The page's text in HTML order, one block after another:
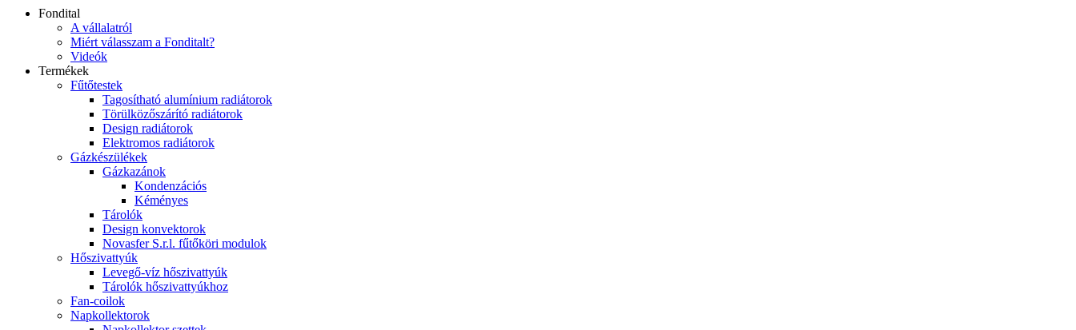
Fondital
A vállalatról
Miért válasszam a Fonditalt?
Videók
Termékek
Fűtőtestek
Tagosítható alumínium radiátorok
Törülközőszárító radiátorok
Design radiátorok
Elektromos radiátorok
Gázkészülékek
Gázkazánok
Kondenzációs
Kéményes
Tárolók
Design konvektorok
Novasfer S.r.l. fűtőköri modulok
Hőszivattyúk
Levegő-víz hőszivattyúk
Tárolók hőszivattyúkhoz
Fan-coilok
Napkollektorok